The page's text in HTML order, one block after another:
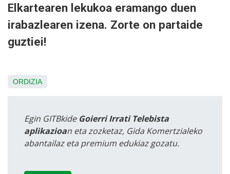
Elkartearen lekukoa eramango duen
irabazlearen izena. Zorte on partaide
guztiei!
ORDIZIA
Egin GITBkide Goierri Irrati Telebista
aplikazioan eta zozketaz, Gida Komertzialeko
abantailaz eta premium edukiaz gozatu.